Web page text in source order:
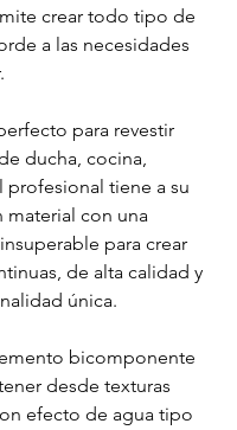
crear todo tipo de
a las necesidades
para revestir
ducha, cocina,
profesional tiene a su
con una
para crear
de alta calidad y
única.
bicomponente
desde texturas
efecto de agua tipo